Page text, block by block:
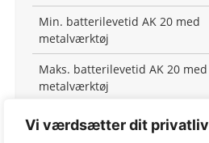
Vi værdsætter dit privatliv
Min. batterilevetid AK 20 med
metalværktøj
Maks. batterilevetid AK 20 med
metalværktøj
Min. batterilevetid AK 30 med
trådklipperhoved